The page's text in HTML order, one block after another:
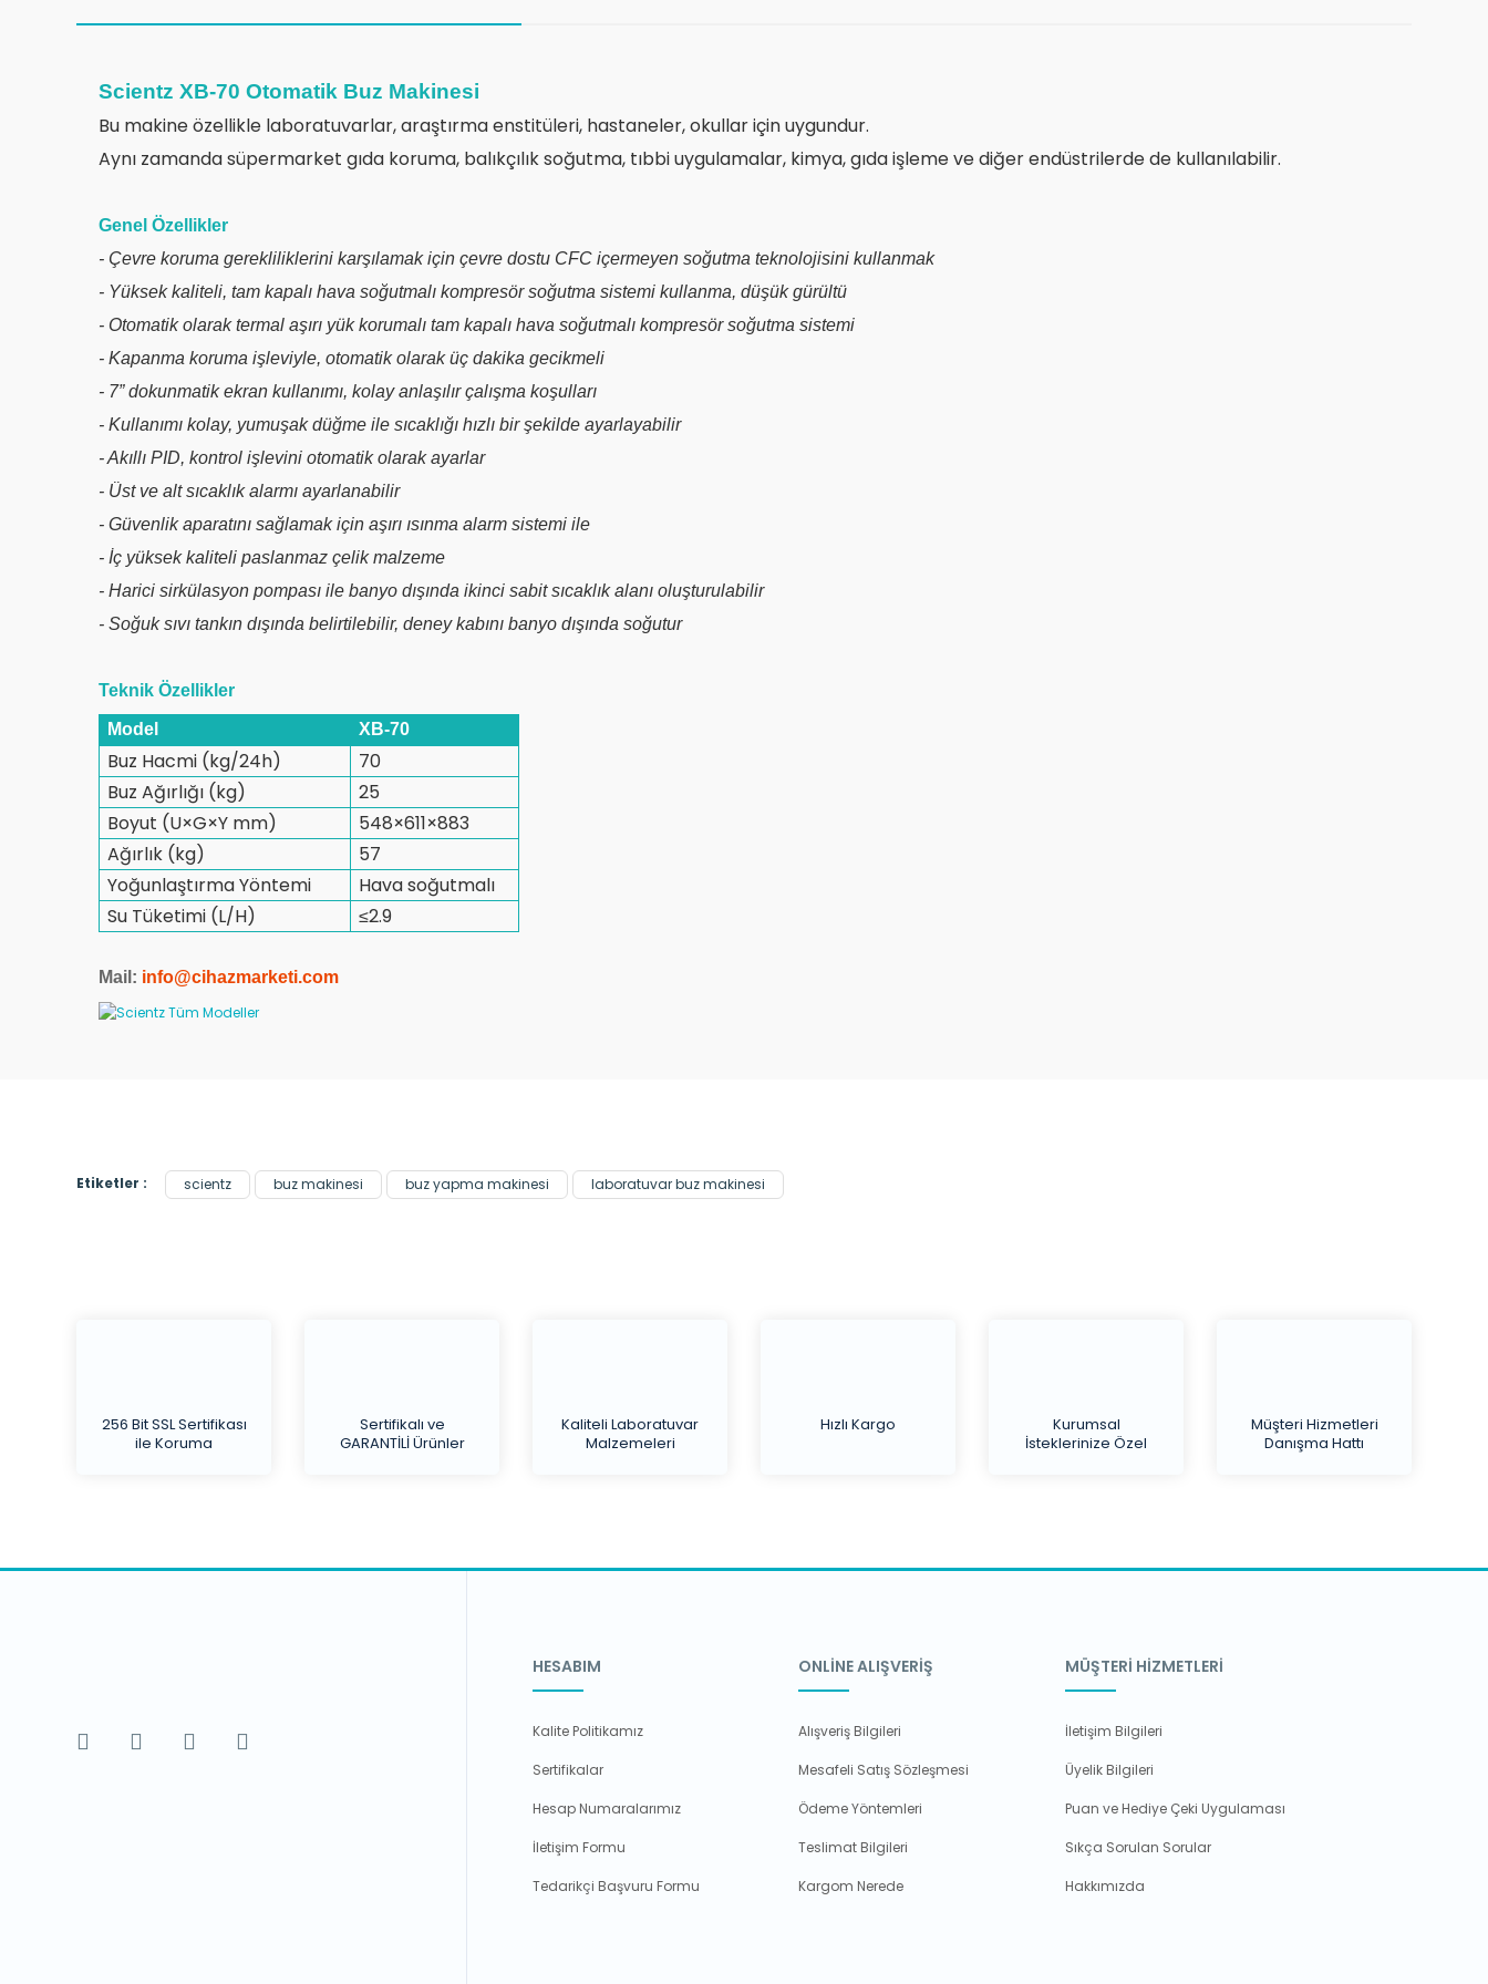
Scientz XB-70 Otomatik Buz Makinesi
Bu makine özellikle laboratuvarlar, araştırma enstitüleri, hastaneler, okullar için uygundur.
Aynı zamanda süpermarket gıda koruma, balıkçılık soğutma, tıbbi uygulamalar, kimya, gıda işleme ve diğer endüstrilerde de kullanılabilir.
Genel Özellikler
- Çevre koruma gerekliliklerini karşılamak için çevre dostu CFC içermeyen soğutma teknolojisini kullanmak
- Yüksek kaliteli, tam kapalı hava soğutmalı kompresör soğutma sistemi kullanma, düşük gürültü
- Otomatik olarak termal aşırı yük korumalı tam kapalı hava soğutmalı kompresör soğutma sistemi
- Kapanma koruma işleviyle, otomatik olarak üç dakika gecikmeli
- 7” dokunmatik ekran kullanımı, kolay anlaşılır çalışma koşulları
- Kullanımı kolay, yumuşak düğme ile sıcaklığı hızlı bir şekilde ayarlayabilir
- Akıllı PID, kontrol işlevini otomatik olarak ayarlar
- Üst ve alt sıcaklık alarmı ayarlanabilir
- Güvenlik aparatını sağlamak için aşırı ısınma alarm sistemi ile
- İç yüksek kaliteli paslanmaz çelik malzeme
- Harici sirkülasyon pompası ile banyo dışında ikinci sabit sıcaklık alanı oluşturulabilir
- Soğuk sıvı tankın dışında belirtilebilir, deney kabını banyo dışında soğutur
Teknik Özellikler
Model XB-70
Buz Hacmi (kg/24h)
70
Buz Ağırlığı (kg)
25
Boyut (U×G×Y mm)
548×611×883
Ağırlık (kg)
57
Yoğunlaştırma Yöntemi
Hava soğutmalı
Su Tüketimi (L/H)
≤2.9
Mail: info@cihazmarketi.com
Etiketler : scientz buz makinesi buz yapma makinesi laboratuvar buz makinesi
256 Bit SSL Sertifikası
ile Koruma
Sertifikalı ve
GARANTİLİ Ürünler
Kaliteli Laboratuvar
Malzemeleri
Hızlı Kargo
Kurumsal
İsteklerinize Özel
Müşteri Hizmetleri
Danışma Hattı
HESABIM
Kalite Politikamız
Sertifikalar
Hesap Numaralarımız
İletişim Formu
Tedarikçi Başvuru Formu
ONLİNE ALIŞVERİŞ
Alışveriş Bilgileri
Mesafeli Satış Sözleşmesi
Ödeme Yöntemleri
Teslimat Bilgileri
Kargom Nerede
MÜŞTERİ HİZMETLERİ
İletişim Bilgileri
Üyelik Bilgileri
Puan ve Hediye Çeki Uygulaması
Sıkça Sorulan Sorular
Hakkımızda